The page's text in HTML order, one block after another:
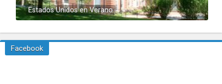
Estados Unidos en Verano
Facebook